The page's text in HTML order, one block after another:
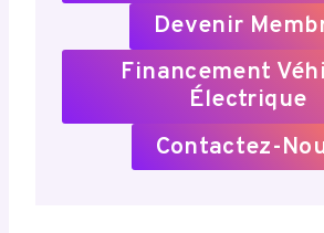
Devenir
Financement
Électrique
Contactez-